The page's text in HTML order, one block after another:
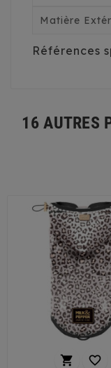
Matière
Références
16 AUTRES
 